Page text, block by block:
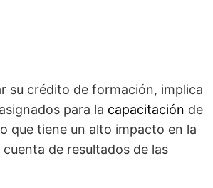
su crédito de formación, implica
para la capacitación de
que tiene un alto impacto en la
de resultados de las